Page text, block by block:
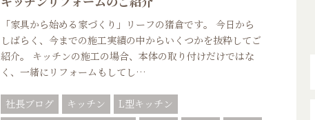
「家具から始める家づくり」リーフの猪倉です。 今日から
しばらく、今までの施工実績の中からいくつかを抜粋してご
紹介。 キッチンの施工の場合、本体の取り付けだけではな
く、一緒にリフォームもしてし…
社長ブログ キッチン
L型キッチン